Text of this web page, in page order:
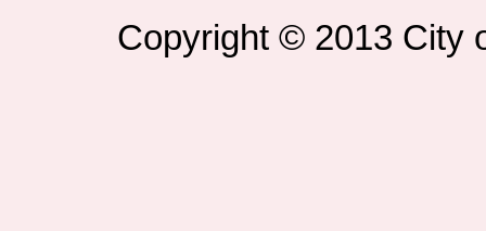
Copyright © 2013 City